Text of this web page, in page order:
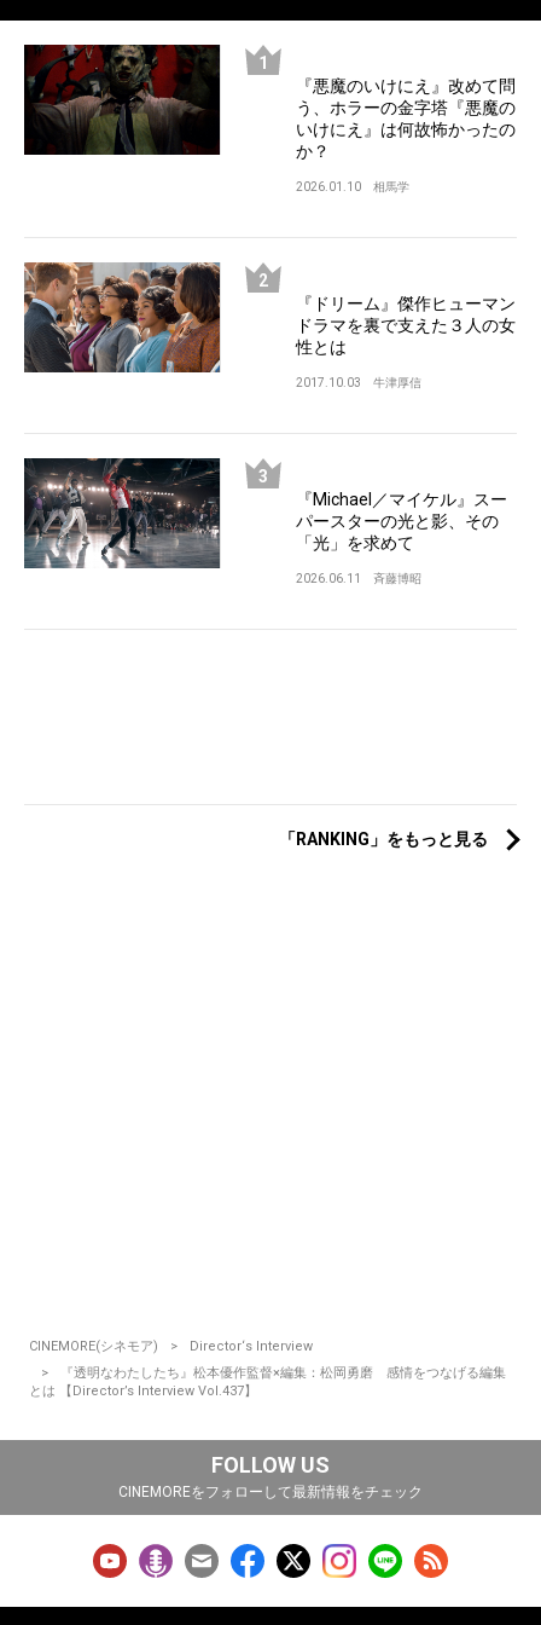
『悪魔のいけにえ』改めて問
う、ホラーの金字塔『悪魔の
いけにえ』は何故怖かったの
か？
2026.01.10 相馬学
『ドリーム』傑作ヒューマン
ドラマを裏で支えた３人の女
性とは
2017.10.03 牛津厚信
『Michael／マイケル』スー
パースターの光と影、その
「光」を求めて
2026.06.11 斉藤博昭
「RANKING」をもっと見る
CINEMORE(シネモア)
Director‘s Interview
『透明なわたしたち』松本優作監督×編集：松岡勇磨 感情をつなげる編集
とは 【Director’s Interview Vol.437】
FOLLOW US
CINEMOREをフォローして最新情報をチェック